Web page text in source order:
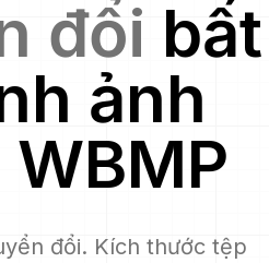
đổi bất
ảnh
WBMP
đổi. Kích thước tệp